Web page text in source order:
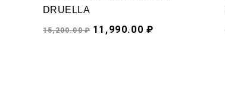
DRUELLA
15,200.00 ₽ 11,990.00 ₽